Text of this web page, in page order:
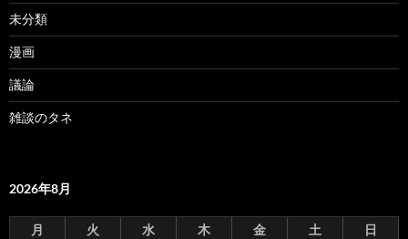
未分類
漫画
議論
雑談のタネ
2026年8月
月 火 水 木 金 土
日